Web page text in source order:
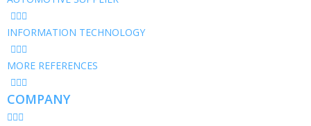
INFORMATION TECHNOLOGY
MORE REFERENCES
COMPANY